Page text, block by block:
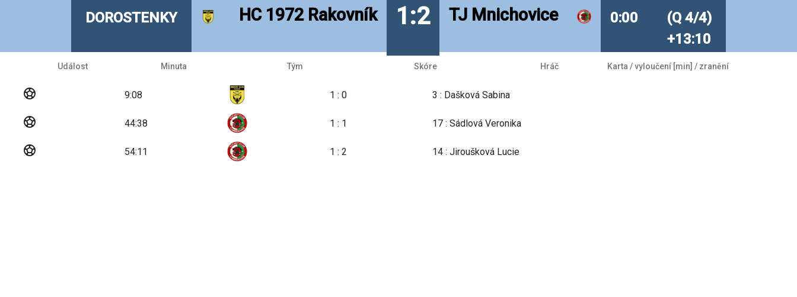
DOROSTENKY HC 1972 Rakovník 1:2 TJ Mnichovice 0:00
(Q 4/4)
+13:10
Událost Minuta Tým Skóre Hráč Karta / vyloučení [min] / zranění
sports_soccer 9:08 1 : 0 3 : Dašková Sabina
sports_soccer 44:38 1 : 1 17 : Sádlová Veronika
sports_soccer 54:11 1 : 2 14 : Jiroušková Lucie